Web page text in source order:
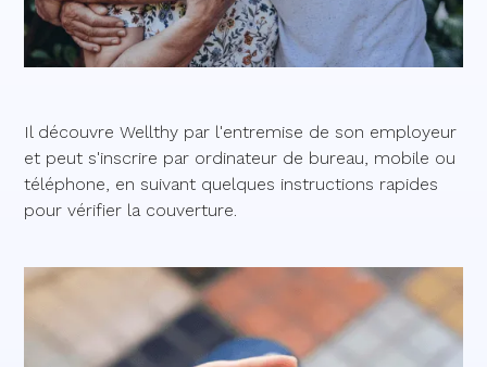
Il découvre Wellthy par l'entremise de son employeur
et peut s'inscrire par ordinateur de bureau, mobile ou
téléphone, en suivant quelques instructions rapides
pour vérifier la couverture.